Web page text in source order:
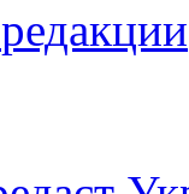
редакции